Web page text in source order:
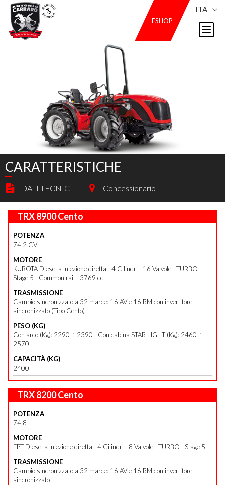
ESHOP
ITA
CARATTERISTICHE
DATI TECNICI Concessionario
TRX 8900 Cento
POTENZA
74,2 CV
MOTORE
KUBOTA Diesel a iniezione diretta - 4 Cilindri - 16 Valvole - TURBO -
Stage 5 - Common rail - 3769 cc
TRASMISSIONE
Cambio sincronizzato a 32 marce: 16 AV e 16 RM con invertitore
sincronizzato (Tipo Cento)
PESO (KG)
Con arco (Kg): 2290 ÷ 2390 - Con cabina STAR LIGHT (Kg): 2460 ÷
2570
CAPACITÀ (KG)
2400
TRX 8200 Cento
POTENZA
74,8
MOTORE
FPT Diesel a iniezione diretta - 4 Cilindri - 8 Valvole - TURBO - Stage 5 -
TRASMISSIONE
Cambio sincronizzato a 32 marce: 16 AV e 16 RM con invertitore
sincronizzato